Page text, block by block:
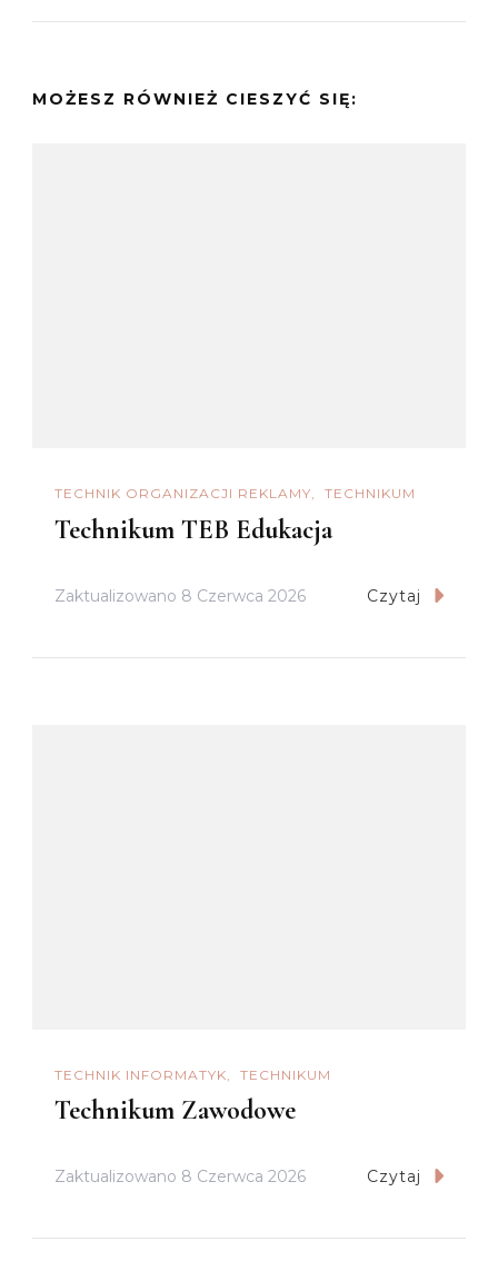
MOŻESZ RÓWNIEŻ CIESZYĆ SIĘ:
TECHNIK ORGANIZACJI REKLAMY TECHNIKUM
Technikum TEB Edukacja
Zaktualizowano 8 Czerwca 2026 Czytaj
TECHNIK INFORMATYK TECHNIKUM
Technikum Zawodowe
Zaktualizowano 8 Czerwca 2026 Czytaj